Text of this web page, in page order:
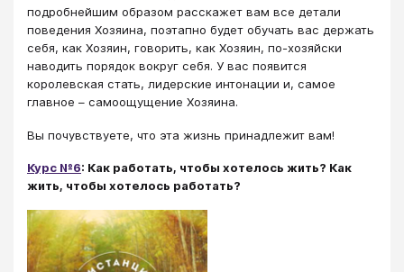
подробнейшим образом расскажет вам все детали
поведения Хозяина, поэтапно будет обучать вас держать
себя, как Хозяин, говорить, как Хозяин, по-хозяйски
наводить порядок вокруг себя. У вас появится
королевская стать, лидерские интонации и, самое
главное – самоощущение Хозяина.
Вы почувствуете, что эта жизнь принадлежит вам!
Курс №6: Как работать, чтобы хотелось жить? Как
жить, чтобы хотелось работать?